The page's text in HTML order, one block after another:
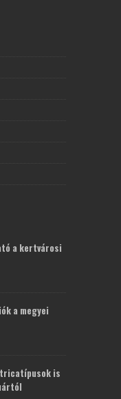
a kertvárosi
a megyei
is